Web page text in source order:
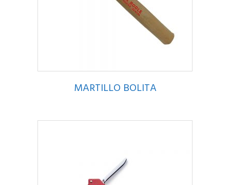
MARTILLO BOLITA